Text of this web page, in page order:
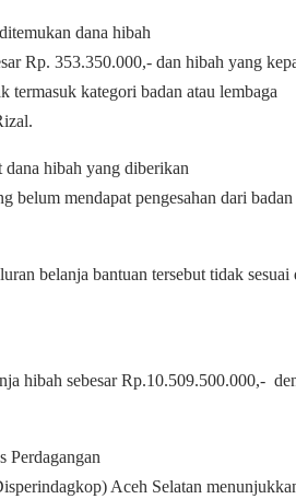
dana hibah
Rp. 353.350.000,- dan hibah yang
termasuk kategori badan atau lembaga
dana hibah yang diberikan
belum mendapat pengesahan dari
belanja bantuan tersebut tidak
hibah sebesar Rp.10.509.500.000,-
Perdagangan
Aceh Selatan